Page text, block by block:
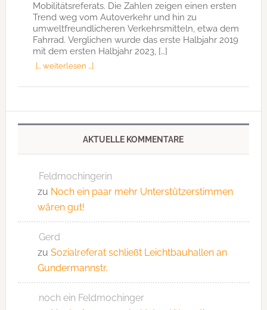
Mobilitätsreferats. Die Zahlen zeigen einen ersten
Trend weg vom Autoverkehr und hin zu
umweltfreundlicheren Verkehrsmitteln, etwa dem
Fahrrad. Verglichen wurde das erste Halbjahr 2019
mit dem ersten Halbjahr 2023, […]
[… weiterlesen …]
AKTUELLE KOMMENTARE
Feldmochingerin
zu Noch ein paar mehr Unterstützerstimmen
wären gut!
Gerd
zu Sozialreferat schließt Leichtbauhallen an
Gundermannstr.
noch ein Feldmochinger